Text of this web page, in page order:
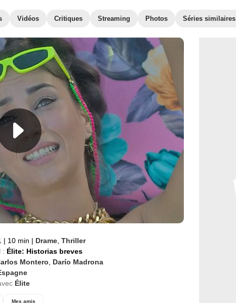
Vidéos Critiques Streaming Photos Séries similaires
| 10 min | Drame Thriller
: Élite: Historias breves
Montero
Darío Madrona
Élite
Mes amis